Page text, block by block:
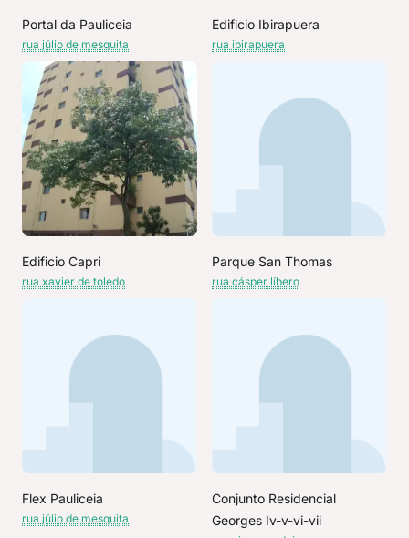
Portal da Pauliceia
rua júlio de mesquita
Edificio Ibirapuera
rua ibirapuera
Edificio Capri
rua xavier de toledo
Parque San Thomas
rua cásper líbero
Flex Pauliceia
rua júlio de mesquita
Conjunto Residencial
Georges Iv-v-vi-vii